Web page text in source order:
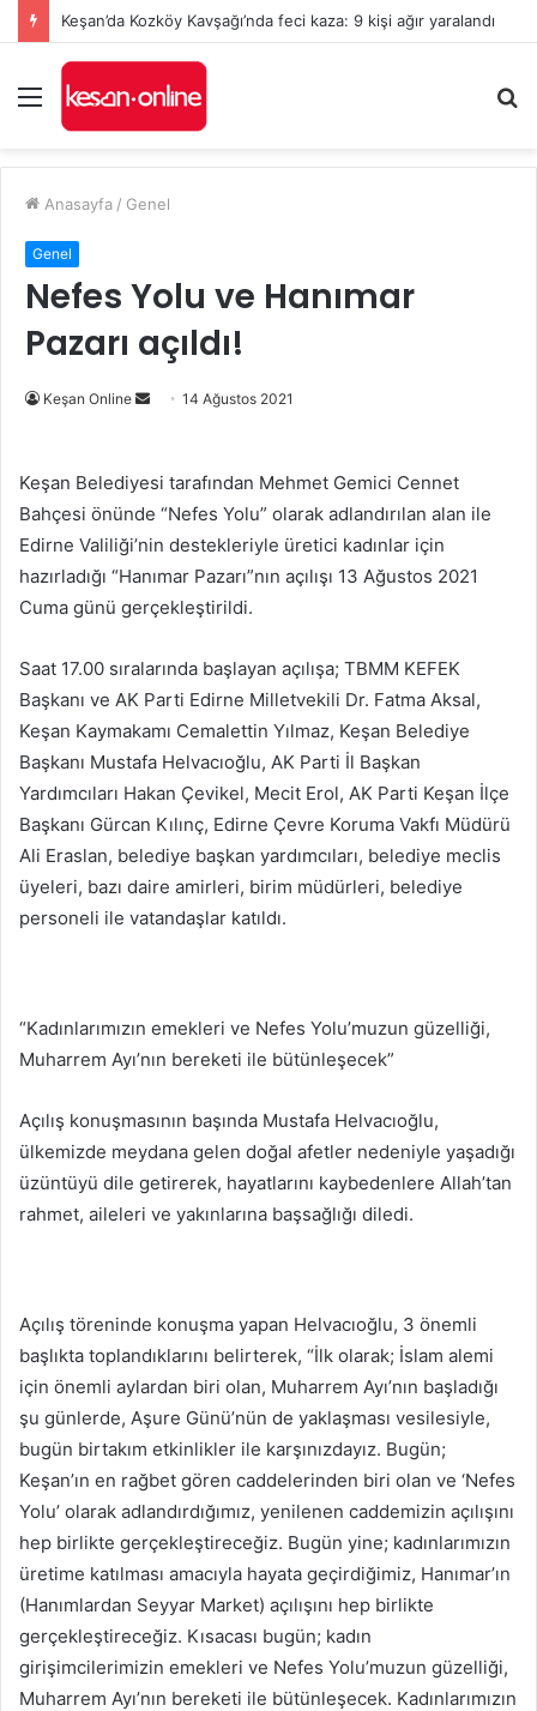
Keşan’da Kozköy Kavşağı’nda feci kaza: 9 kişi ağır yaralandı
Menü
...
Anasayfa / Genel
Genel
Nefes Yolu ve Hanımar
Pazarı açıldı!
Keşan Online
Bir
göndermek
14 Ağustos 2021
Keşan Belediyesi tarafından Mehmet Gemici Cennet
Bahçesi önünde “Nefes Yolu” olarak adlandırılan alan ile
Edirne Valiliği’nin destekleriyle üretici kadınlar için
hazırladığı “Hanımar Pazarı”nın açılışı 13 Ağustos 2021
Cuma günü gerçekleştirildi.
Saat 17.00 sıralarında başlayan açılışa; TBMM KEFEK
Başkanı ve AK Parti Edirne Milletvekili Dr. Fatma Aksal,
Keşan Kaymakamı Cemalettin Yılmaz, Keşan Belediye
Başkanı Mustafa Helvacıoğlu, AK Parti İl Başkan
Yardımcıları Hakan Çevikel, Mecit Erol, AK Parti Keşan İlçe
Başkanı Gürcan Kılınç, Edirne Çevre Koruma Vakfı Müdürü
Ali Eraslan, belediye başkan yardımcıları, belediye meclis
üyeleri, bazı daire amirleri, birim müdürleri, belediye
personeli ile vatandaşlar katıldı.
“Kadınlarımızın emekleri ve Nefes Yolu’muzun güzelliği,
Muharrem Ayı’nın bereketi ile bütünleşecek”
Açılış konuşmasının başında Mustafa Helvacıoğlu,
ülkemizde meydana gelen doğal afetler nedeniyle yaşadığı
üzüntüyü dile getirerek, hayatlarını kaybedenlere Allah’tan
rahmet, aileleri ve yakınlarına başsağlığı diledi.
Açılış töreninde konuşma yapan Helvacıoğlu, 3 önemli
başlıkta toplandıklarını belirterek, “İlk olarak; İslam alemi
için önemli aylardan biri olan, Muharrem Ayı’nın başladığı
şu günlerde, Aşure Günü’nün de yaklaşması vesilesiyle,
bugün birtakım etkinlikler ile karşınızdayız. Bugün;
Keşan’ın en rağbet gören caddelerinden biri olan ve ‘Nefes
Yolu’ olarak adlandırdığımız, yenilenen caddemizin açılışını
hep birlikte gerçekleştireceğiz. Bugün yine; kadınlarımızın
üretime katılması amacıyla hayata geçirdiğimiz, Hanımar’ın
(Hanımlardan Seyyar Market) açılışını hep birlikte
gerçekleştireceğiz. Kısacası bugün; kadın
girişimcilerimizin emekleri ve Nefes Yolu’muzun güzelliği,
Muharrem Ayı’nın bereketi ile bütünleşecek. Kadınlarımızın